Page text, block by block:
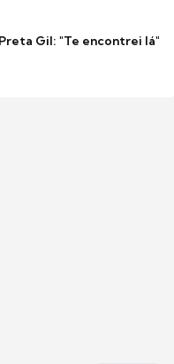
Gil: "Te encontrei lá"